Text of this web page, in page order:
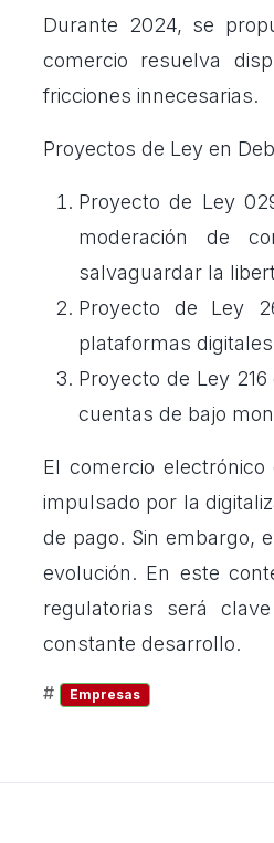
Durante 2024, se
comercio resuelva
fricciones innecesarias.
Proyectos de Ley en
Proyecto de Ley
moderación de
salvaguardar la
Proyecto de Ley
plataformas
Proyecto de Ley
cuentas de bajo
El comercio
impulsado por la
de pago. Sin embargo,
evolución. En este
regulatorias será
constante desarrollo.
# Empresas